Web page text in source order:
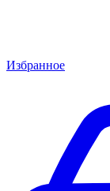
Избранное